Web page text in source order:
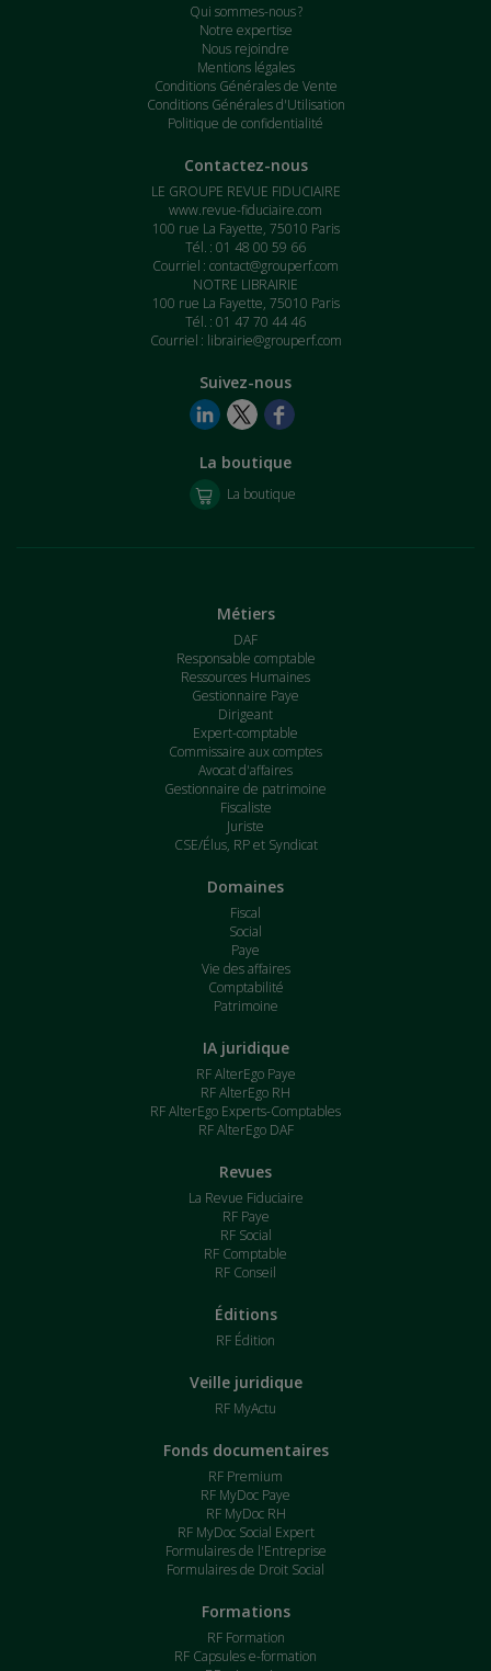
Qui sommes-nous ?
Notre expertise
Nous rejoindre
Mentions légales
Conditions Générales de Vente
Conditions Générales d'Utilisation
Politique de confidentialité
Contactez-nous
LE GROUPE REVUE FIDUCIAIRE
www.revue-fiduciaire.com
100 rue La Fayette, 75010 Paris
Tél. : 01 48 00 59 66
Courriel : contact@grouperf.com
NOTRE LIBRAIRIE
100 rue La Fayette, 75010 Paris
Tél. : 01 47 70 44 46
Courriel : librairie@grouperf.com
Suivez-nous
La boutique
La boutique
Métiers
DAF
Responsable comptable
Ressources Humaines
Gestionnaire Paye
Dirigeant
Expert-comptable
Commissaire aux comptes
Avocat d'affaires
Gestionnaire de patrimoine
Fiscaliste
Juriste
CSE/Élus, RP et Syndicat
Domaines
Fiscal
Social
Paye
Vie des affaires
Comptabilité
Patrimoine
IA juridique
RF AlterEgo Paye
RF AlterEgo RH
RF AlterEgo Experts-Comptables
RF AlterEgo DAF
Revues
La Revue Fiduciaire
RF Paye
RF Social
RF Comptable
RF Conseil
Éditions
RF Édition
Veille juridique
RF MyActu
Fonds documentaires
RF Premium
RF MyDoc Paye
RF MyDoc RH
RF MyDoc Social Expert
Formulaires de l'Entreprise
Formulaires de Droit Social
Formations
RF Formation
RF Capsules e-formation